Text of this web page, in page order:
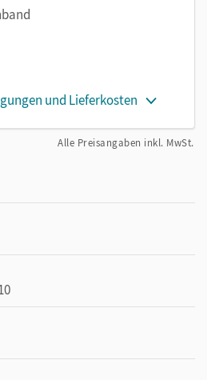
und Lieferkosten
Alle Preisangaben inkl. MwSt.